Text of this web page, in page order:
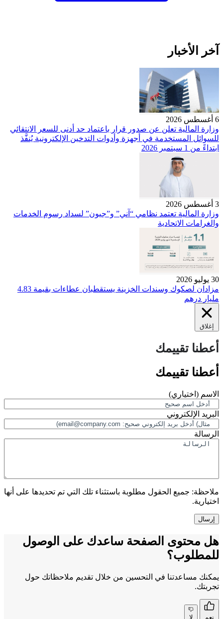
آخر الأخبار
6 أغسطس 2026
وزارة المالية تعلن عن صدور قرار باعتماد حد أدنى للسعر الانتقائي
للسوائل المستخدمة في أجهزة وأدوات التدخين الإلكترونية يُنفَّذ
ابتداءً من 1 سبتمبر 2026
3 أغسطس 2026
وزارة المالية تعتمد نظامي “آني” و”جيون” لسداد رسوم الخدمات
والغرامات الاتحادية
30 يوليو 2026
مزادان لصكوك وسندات الخزينة يستقطبان عطاءات بقيمة 4.83
مليار درهم
إغلاق
أعطنا تقييمك
أعطنا تقييمك
الاسم (اختياري)
البريد الإلكتروني
الرسالة
ملاحظة: جميع الحقول مطلوبة باستثناء تلك التي تم تحديدها على أنها
اختيارية.
هل محتوى الصفحة ساعدك على الوصول
للمطلوب؟
يمكنك مساعدتنا في التحسين من خلال تقديم ملاحظاتك حول
تجربتك.
نعم لا